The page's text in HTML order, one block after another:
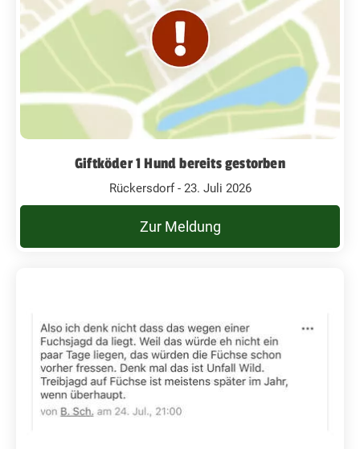
Giftköder 1 Hund bereits gestorben
Rückersdorf - 23. Juli 2026
Zur Meldung